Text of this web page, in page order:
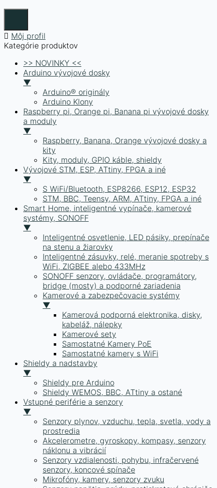
Môj profil
Kategórie produktov
>> NOVINKY <<
Arduino vývojové dosky
▼
Arduino® originály
Arduino Klony
Raspberry pi, Orange pi, Banana pi vývojové dosky
a moduly
▼
Raspberry, Banana, Orange vývojové dosky a
kity
Kity, moduly, GPIO káble, shieldy
Vývojové STM, ESP, ATtiny, FPGA a iné
▼
S WiFi/Bluetooth, ESP8266, ESP12, ESP32
STM, BBC, Teensy, ARM, ATtiny, FPGA a iné
Smart Home, inteligentné vypínače, kamerové
systémy, SONOFF
▼
Inteligentné osvetlenie, LED pásiky, prepínače
na stenu a žiarovky
Inteligentné zásuvky, relé, meranie spotreby s
WiFi, ZIGBEE alebo 433MHz
SONOFF senzory, ovládače, programátory,
bridge (mosty) a podporné zariadenia
Kamerové a zabezpečovacie systémy
▼
Kamerová podporná elektronika, disky,
kabeláž, nálepky
Kamerové sety
Samostatné Kamery PoE
Samostatné kamery s WiFi
Shieldy a nadstavby
▼
Shieldy pre Arduino
Shieldy WEMOS, BBC, ATtiny a ostané
Vstupné periférie a senzory
▼
Senzory plynov, vzduchu, tepla, svetla, vody a
prostredia
Akcelerometre, gyroskopy, kompasy, senzory
náklonu a vibrácií
Senzory vzdialenosti, pohybu, infračervené
senzory, koncové spínače
Mikrofóny, kamery, senzory zvuku